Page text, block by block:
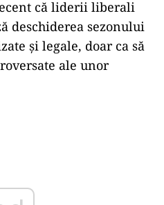
că liderii liberali
deschiderea sezonului
și legale, doar ca să
ale unor